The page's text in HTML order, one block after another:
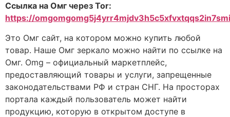
Ссылка на Омг через Tor:
https://
Это Омг сайт, на котором можно купить любой
товар. Наше Омг зеркало можно найти по ссылке на
Омг. Omg – официальный маркетплейс,
предоставляющий товары и услуги, запрещенные
законодательствами РФ и стран СНГ. На просторах
портала каждый пользователь может найти
продукцию, которую в открытом доступе в